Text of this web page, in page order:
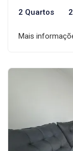
2 Quartos
Mais